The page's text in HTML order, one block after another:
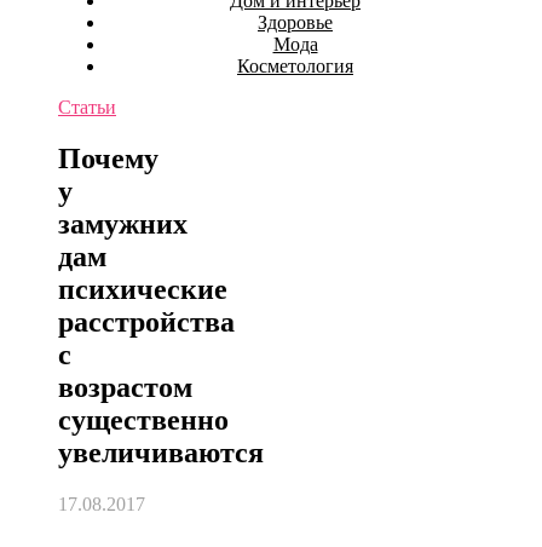
Здоровье
Мода
Косметология
Статьи
Почему
у
замужних
дам
психические
расстройства
с
возрастом
существенно
увеличиваются
17.08.2017